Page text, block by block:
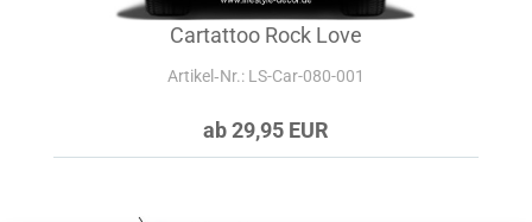
Cartattoo Rock Love
Artikel‑Nr.: LS-Car-080-001
ab 29,95 EUR